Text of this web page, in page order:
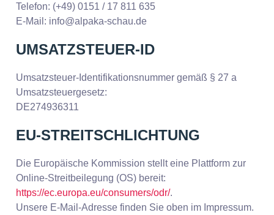
Telefon: (+49) 0151 / 17 811 635
E-Mail: info@alpaka-schau.de
UMSATZSTEUER-ID
Umsatzsteuer-Identifikationsnummer gemäß § 27 a
Umsatzsteuergesetz:
DE274936311
EU-STREITSCHLICHTUNG
Die Europäische Kommission stellt eine Plattform zur
Online-Streitbeilegung (OS) bereit:
https://ec.europa.eu/consumers/odr/.
Unsere E-Mail-Adresse finden Sie oben im Impressum.